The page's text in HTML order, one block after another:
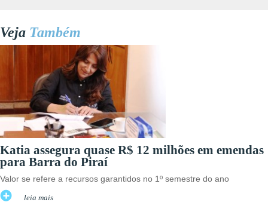
Veja Também
Katia assegura quase R$ 12 milhões em emendas
para Barra do Piraí
Valor se refere a recursos garantidos no 1º semestre do ano
leia mais